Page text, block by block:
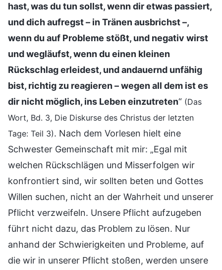
hast, was du tun sollst, wenn dir etwas passiert,
und dich aufregst – in Tränen ausbrichst –,
wenn du auf Probleme stößt, und negativ wirst
und wegläufst, wenn du einen kleinen
Rückschlag erleidest, und andauernd unfähig
bist, richtig zu reagieren – wegen all dem ist es
dir nicht möglich, ins Leben einzutreten“ (Das
Wort, Bd. 3, Die Diskurse des Christus der letzten
Tage: Teil 3). Nach dem Vorlesen hielt eine
Schwester Gemeinschaft mit mir: „Egal mit
welchen Rückschlägen und Misserfolgen wir
konfrontiert sind, wir sollten beten und Gottes
Willen suchen, nicht an der Wahrheit und unserer
Pflicht verzweifeln. Unsere Pflicht aufzugeben
führt nicht dazu, das Problem zu lösen. Nur
anhand der Schwierigkeiten und Probleme, auf
die wir in unserer Pflicht stoßen, werden unsere